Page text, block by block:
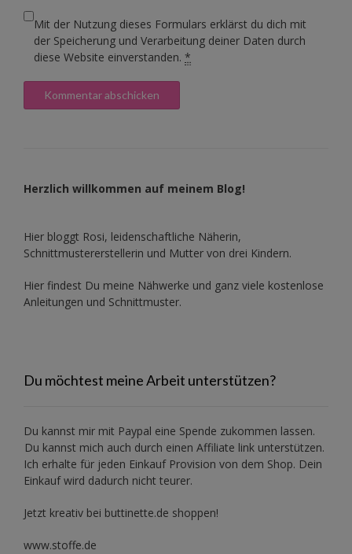
Mit der Nutzung dieses Formulars erklärst du dich mit
der Speicherung und Verarbeitung deiner Daten durch
diese Website einverstanden. *
Herzlich willkommen auf meinem Blog!
Hier bloggt Rosi, leidenschaftliche Näherin,
Schnittmustererstellerin und Mutter von drei Kindern.
Hier findest Du meine Nähwerke und ganz viele kostenlose
Anleitungen und Schnittmuster.
Du möchtest meine Arbeit unterstützen?
Du kannst mir mit Paypal eine Spende zukommen lassen.
Du kannst mich auch durch einen Affiliate link unterstützen.
Ich erhalte für jeden Einkauf Provision von dem Shop. Dein
Einkauf wird dadurch nicht teurer.
Jetzt kreativ bei buttinette.de shoppen!
www.stoffe.de